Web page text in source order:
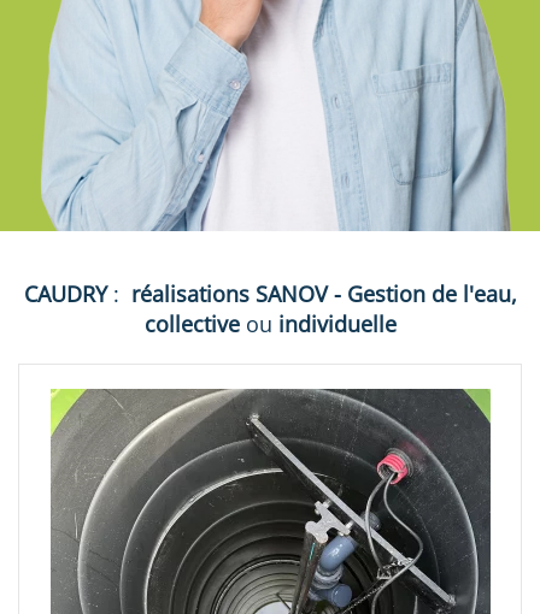
CAUDRY : réalisations SANOV - Gestion de l'eau,
collective ou individuelle